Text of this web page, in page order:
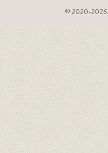
© 2020-2026